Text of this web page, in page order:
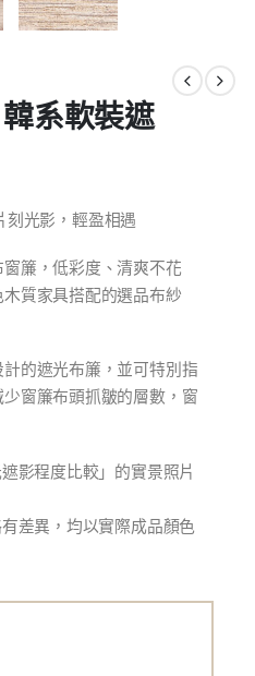
系軟裝遮
刻光影，輕盈相遇
簾，低彩度、清爽不花
質家具搭配的選品布紗
的遮光布簾，並可特別指
窗簾布頭抓皺的層數，窗
影程度比較」的實景照片
差異，均以實際成品顏色